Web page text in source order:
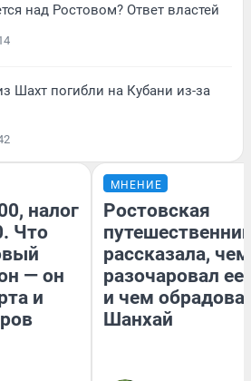
над Ростовом? Ответ властей
Шахт погибли на Кубани из-за
налог
Что
— он
и
МНЕНИЕ
Ростовская
рассказала, чем
разочаровал
и чем
Шанхай